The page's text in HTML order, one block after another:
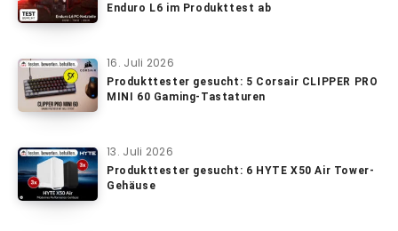
Enduro L6 im Produkttest ab
16. Juli 2026
Produkttester gesucht: 5 Corsair CLIPPER PRO
MINI 60 Gaming-Tastaturen
13. Juli 2026
Produkttester gesucht: 6 HYTE X50 Air Tower-
Gehäuse